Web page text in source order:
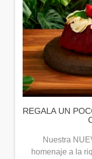
REGALA UN
Nuestra
homenaje a la